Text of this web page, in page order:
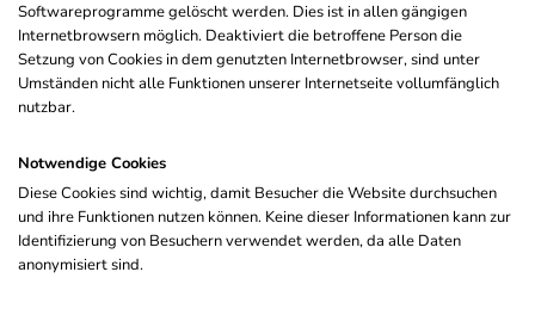
Softwareprogramme gelöscht werden. Dies ist in allen gängigen
Internetbrowsern möglich. Deaktiviert die betroffene Person die
Setzung von Cookies in dem genutzten Internetbrowser, sind unter
Umständen nicht alle Funktionen unserer Internetseite vollumfänglich
nutzbar.
Notwendige Cookies
Diese Cookies sind wichtig, damit Besucher die Website durchsuchen
und ihre Funktionen nutzen können. Keine dieser Informationen kann zur
Identifizierung von Besuchern verwendet werden, da alle Daten
anonymisiert sind.